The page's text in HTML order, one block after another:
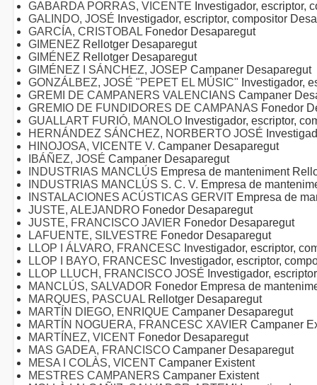
GABARDA PORRAS, VICENTE Investigador, escriptor,
GALINDO, JOSÉ Investigador, escriptor, compositor
GARCÍA, CRISTOBAL Fonedor Desaparegut
GIMENEZ Rellotger Desaparegut
GIMÉNEZ Rellotger Desaparegut
GIMÉNEZ I SÁNCHEZ, JOSEP Campaner Desaparegut
GONZÁLBEZ, JOSÉ "PEPET EL MÚSIC" Investigador,
GREMI DE CAMPANERS VALENCIANS Campaner
GREMIO DE FUNDIDORES DE CAMPANAS Fonedor
GUALLART FURIÓ, MANOLO Investigador, escriptor,
HERNÁNDEZ SÁNCHEZ, NORBERTO JOSÉ
HINOJOSA, VICENTE V. Campaner Desaparegut
IBÁÑEZ, JOSÉ Campaner Desaparegut
INDUSTRIAS MANCLÚS Empresa de manteniment
INDUSTRIAS MANCLÚS S. C. V. Empresa de
INSTALACIONES ACÚSTICAS GERVIT Empresa de
JUSTE, ALEJANDRO Fonedor Desaparegut
JUSTE, FRANCISCO JAVIER Fonedor Desaparegut
LAFUENTE, SILVESTRE Fonedor Desaparegut
LLOP I ÁLVARO, FRANCESC Investigador, escriptor,
LLOP I BAYO, FRANCESC Investigador, escriptor,
LLOP LLUCH, FRANCISCO JOSÉ Investigador,
MANCLÚS, SALVADOR Fonedor Empresa de
MARQUES, PASCUAL Rellotger Desaparegut
MARTÍN DIEGO, ENRIQUE Campaner Desaparegut
MARTÍN NOGUERA, FRANCESC XAVIER Campaner
MARTÍNEZ, VICENT Fonedor Desaparegut
MAS GADEA, FRANCISCO Campaner Desaparegut
MESA I COLÀS, VICENT Campaner Existent
MESTRES CAMPANERS Campaner Existent